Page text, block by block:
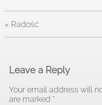
« Radość
Leave a Reply
Your email address will
are marked *